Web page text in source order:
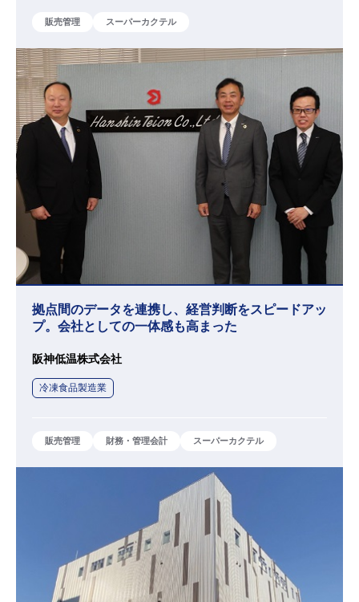
販売管理 スーパーカクテル
拠点間のデータを連携し、経営判断をスピードアッ
プ。会社としての一体感も高まった
阪神低温株式会社
冷凍食品製造業
販売管理 財務・管理会計 スーパーカクテル